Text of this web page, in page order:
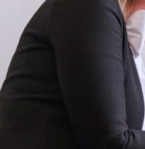
– Εύρεση Οφειλετών
Επικοινωνιών